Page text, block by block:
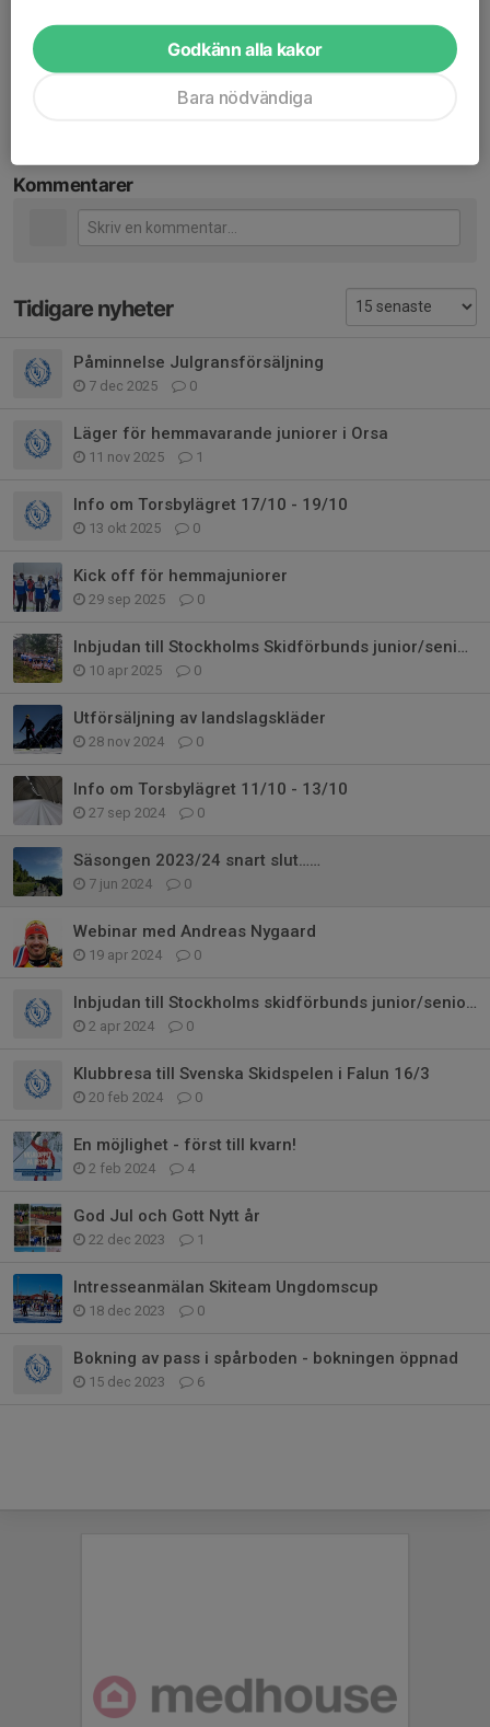
/Ledarna i Svart
Kommentarer
Tidigare nyheter
Påminnelse Julgransförsäljning
7 dec 2025 0
Läger för hemmavarande juniorer i Orsa
11 nov 2025 1
Info om Torsbylägret 17/10 - 19/10
13 okt 2025 0
Kick off för hemmajuniorer
29 sep 2025 0
Inbjudan till Stockholms Skidförbunds junior/seniorläger 2025
10 apr 2025 0
Utförsäljning av landslagskläder
28 nov 2024 0
Info om Torsbylägret 11/10 - 13/10
27 sep 2024 0
Säsongen 2023/24 snart slut……
7 jun 2024 0
Webinar med Andreas Nygaard
19 apr 2024 0
Inbjudan till Stockholms skidförbunds junior/seniorläger 2024 (även 2009:or
2 apr 2024 0
Klubbresa till Svenska Skidspelen i Falun 16/3
20 feb 2024 0
En möjlighet - först till kvarn!
2 feb 2024 4
God Jul och Gott Nytt år
22 dec 2023 1
Intresseanmälan Skiteam Ungdomscup
18 dec 2023 0
Bokning av pass i spårboden - bokningen öppnad
15 dec 2023 6
Godkänn alla kakor
Bara nödvändiga